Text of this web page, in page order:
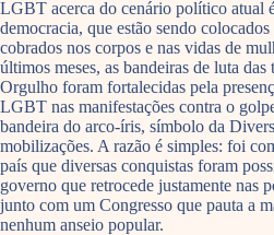
LGBT acerca do cenário político atual
democracia, que estão sendo
cobrados nos corpos e nas vidas de
últimos meses, as bandeiras de luta
Orgulho foram fortalecidas pela
LGBT nas manifestações contra o
bandeira do arco-íris, símbolo da
mobilizações. A razão é simples: foi
país que diversas conquistas foram
governo que retrocede justamente nas
junto com um Congresso que pauta a
nenhum anseio popular.